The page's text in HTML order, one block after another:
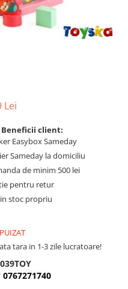
Lei
client:
Easybox Sameday
Sameday la domiciliu
de minim 500 lei
pentru retur
stoc propriu
tara in 1-3 zile lucratoare!
0767271740